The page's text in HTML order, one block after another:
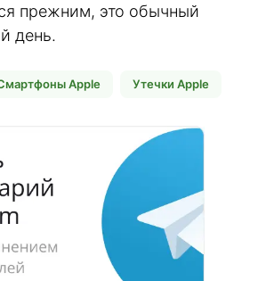
прежним, это обычный
день.
Apple Утечки Apple